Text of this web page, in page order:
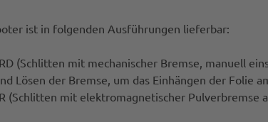
ist in folgenden Ausführungen lieferbar:
(Schlitten mit mechanischer Bremse, manuell
Lösen der Bremse, um das Einhängen der Folie
(Schlitten mit elektromagnetischer